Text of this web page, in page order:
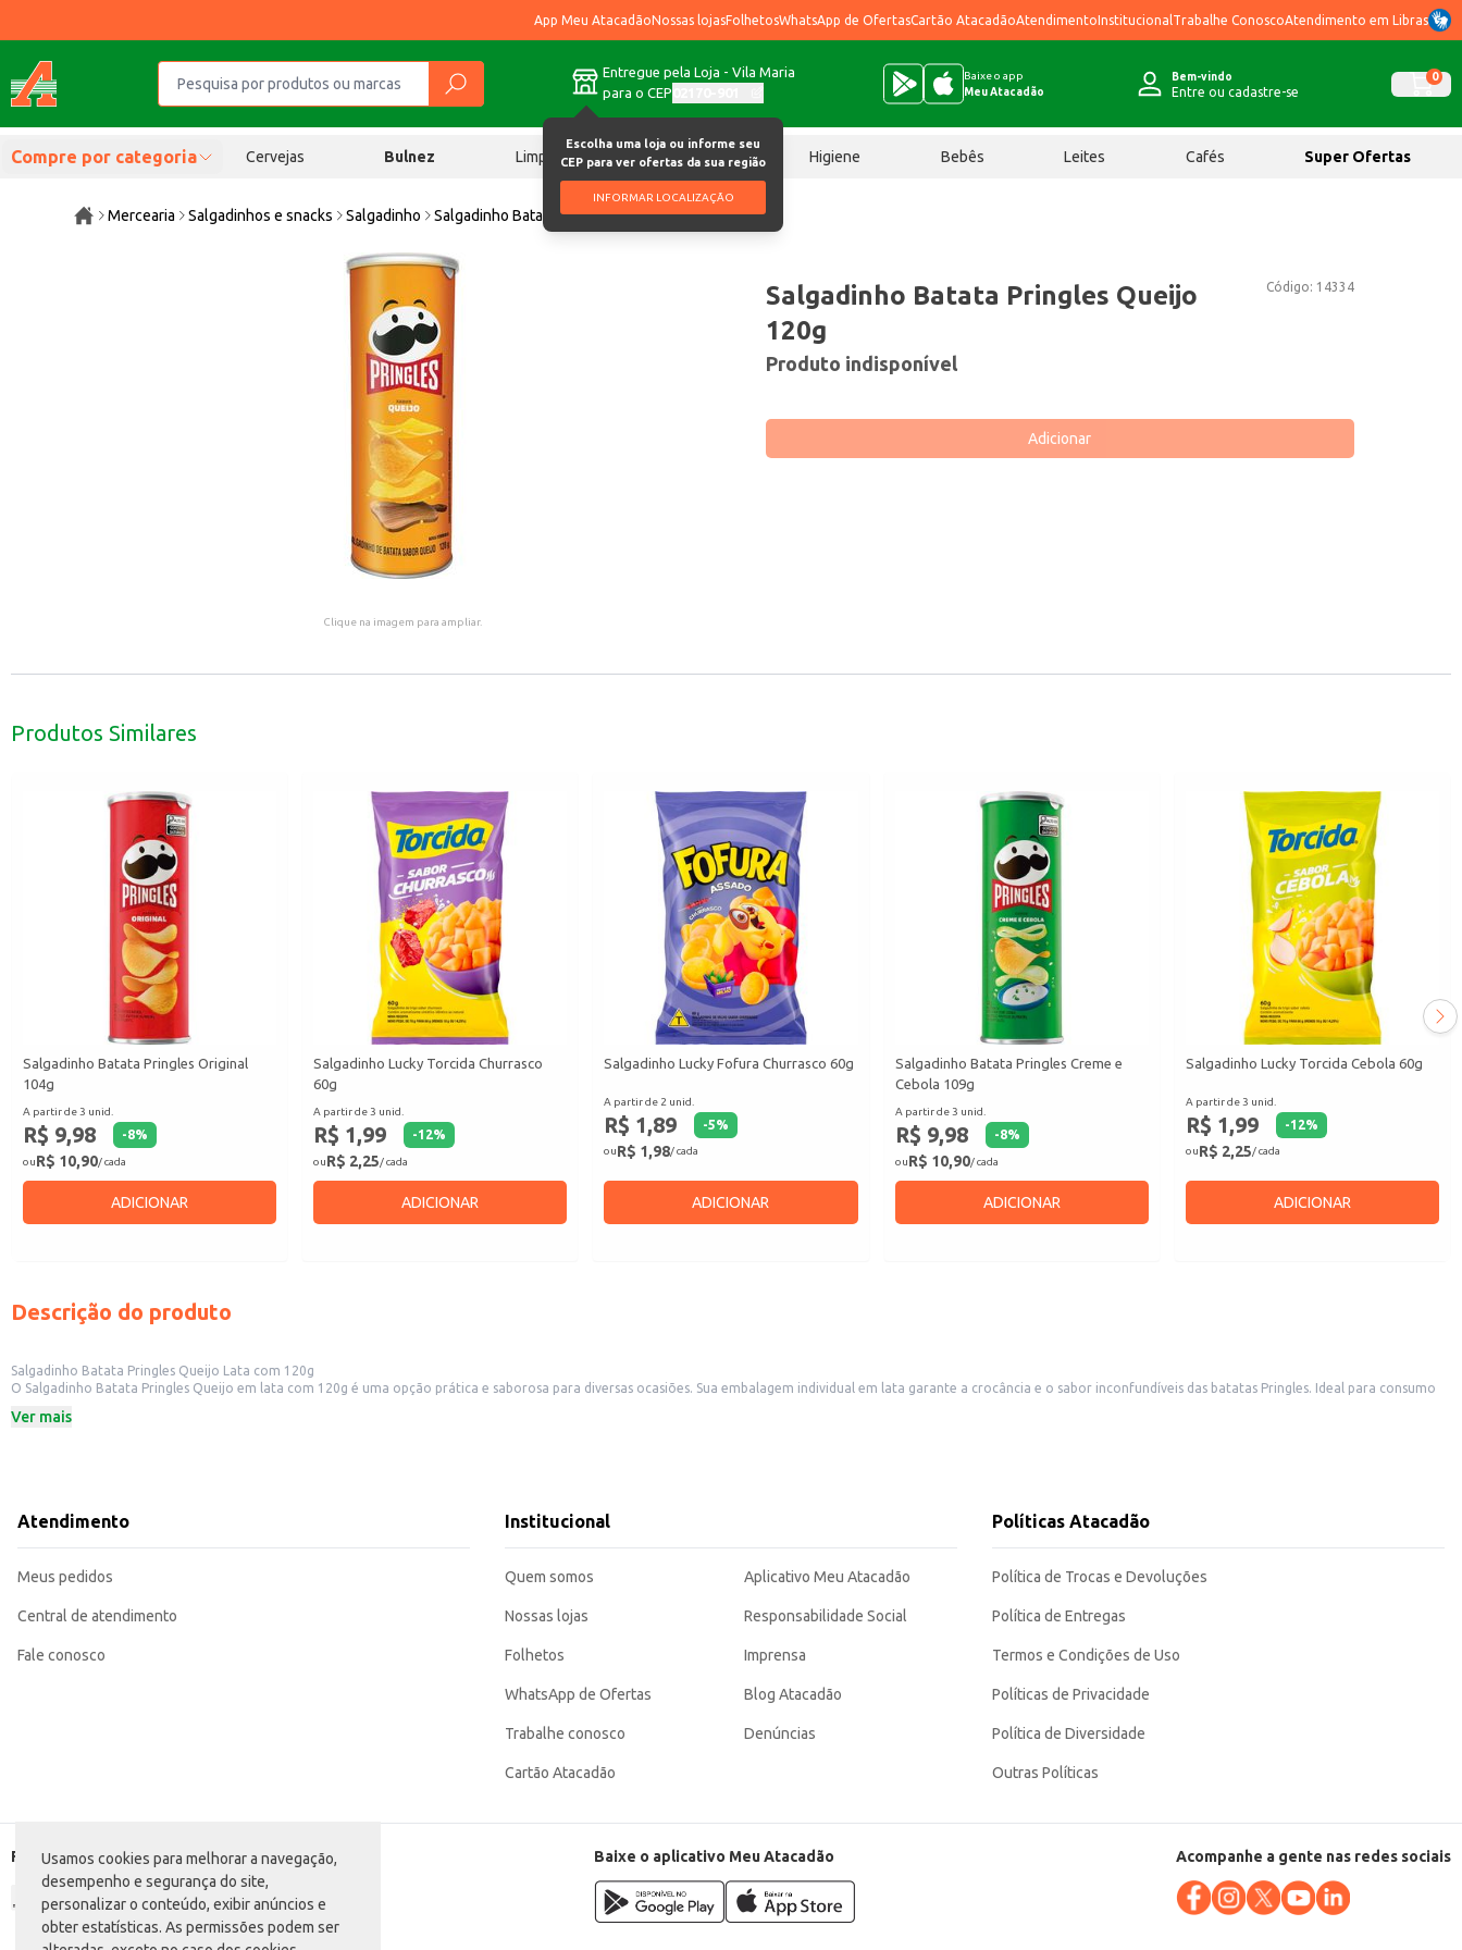
Usamos cookies para melhorar a navegação,
desempenho e segurança do site,
personalizar o conteúdo, exibir anúncios e
obter estatísticas. As permissões podem ser
App Meu AtacadãoNossas lojasFolhetosWhatsApp de OfertasCartão AtacadãoAtendimentoInstitucional Trabalhe ConoscoAtendimento em Libras
Entregue pela Loja - Vila Maria
para o CEP
Escolha uma loja ou informe seu
CEP para ver ofertas da sua região
INFORMAR LOCALIZAÇÃO
Baixe o app
Meu Atacadão
Bem-vindo
Entre ou cadastre-se
0
Compre por categoria Cervejas Bulnez Limpeza Chocolates Higiene Bebês Leites Cafés Super Ofertas
Mercearia Salgadinhos e snacks Salgadinho Salgadinho Batata Pringles Queijo 120g
Clique na imagem para ampliar.
Código: 14334
Salgadinho Batata Pringles Queijo
120g
Produto indisponível
Adicionar
Produtos Similares
Salgadinho Batata Pringles Original
104g
A partir de 3 unid.
R$ 9,98 -8%
ouR$ 10,90/ cada
ADICIONAR
Salgadinho Lucky Torcida Churrasco
60g
A partir de 3 unid.
R$ 1,99 -12%
ouR$ 2,25/ cada
ADICIONAR
Salgadinho Lucky Fofura Churrasco 60g
A partir de 2 unid.
R$ 1,89 -5%
ouR$ 1,98/ cada
ADICIONAR
Salgadinho Batata Pringles Creme e
Cebola 109g
A partir de 3 unid.
R$ 9,98 -8%
ouR$ 10,90/ cada
ADICIONAR
Salgadinho Lucky Torcida Cebola 60g
A partir de 3 unid.
R$ 1,99 -12%
ouR$ 2,25/ cada
ADICIONAR
Descrição do produto
Salgadinho Batata Pringles Queijo Lata com 120g
O Salgadinho Batata Pringles Queijo em lata com 120g é uma opção prática e saborosa para diversas ocasiões. Sua embalagem individual em lata garante a crocância e o sabor inconfundíveis das batatas Pringles. Ideal para consumo
Marca: Pringles
Perfeito para complementar o cardápio de bares e lanchonetes.
Uma opção prática para revenda em lojas de conveniência e outros estabelecimentos comerciais.
até o consumo.
Ver mais
Atendimento
Meus pedidos
Central de atendimento
Fale conosco
Institucional
Quem somos
Nossas lojas
Folhetos
WhatsApp de Ofertas
Trabalhe conosco
Cartão Atacadão
Aplicativo Meu Atacadão
Responsabilidade Social
Imprensa
Blog Atacadão
Denúncias
Políticas Atacadão
Política de Trocas e Devoluções
Política de Entregas
Termos e Condições de Uso
Políticas de Privacidade
Política de Diversidade
Outras Políticas
Formas de pagamento Baixe o aplicativo Meu Atacadão Acompanhe a gente nas redes sociais